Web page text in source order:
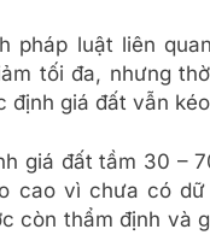
pháp luật liên
tối đa, nhưng
định giá đất vẫn
giá đất tầm 30 –
cao vì chưa có
còn thẩm định và